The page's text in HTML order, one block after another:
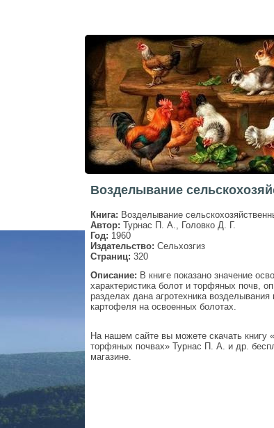
Возделывание
Книга: Возделывание
Автор: Турнас П. А., Головко Д. Г.
Год: 1960
Издательство: Сельхозгиз
Страниц: 320
Описание: В книге показано значение
характеристика болот и торфяных почв,
разделах дана агротехника
картофеля на освоенных болотах.
На нашем сайте вы можете скачать книгу
торфяных почвах» Турнас П. А. и др.
магазине.